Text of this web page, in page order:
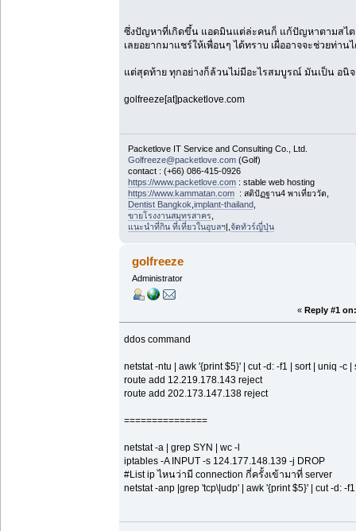
ซึ่งปัญหาที่เกิดขึ้น แอดมินแต่ล่ะคนก็ แก้ปัญหาตามสไ
เลยอยากมาแชร์ให้เพื่อนๆ ได้ทราบ เผื่ออาจจะช่วยท่าน
แต่สุดท้าย ทุกอย่างก็ล้วนไม่มีอะไรสมบูรณ์ มันเป็น อนิจ
golfreeze[at]packetlove.com
Packetlove IT Service and Consulting Co., Ltd.
Golfreeze@packetlove.com(Golf)
contact : (+66) 086-415-0926
https://www.packetlove.com: stable web hosting
https://www.kammatan.com: สติปัฏฐาน4 พาเที่ยววัด,
Dentist Bangkok implant-thailand,
ขายโรงงานสมุทรสาคร,
แนะนำที่กิน ที่เที่ยวในอุบลฯ|, จัดทัวร์ญี่ปุ่น
golfreeze
Administrator
« Reply #1 on:
ddos command
netstat -ntu | awk '{print $5}' | cut -d: -f1 | sort | uniq -c |
route add 12.219.178.143 reject
route add 202.173.147.138 reject
===============
netstat -a | grep SYN | wc -l
iptables -A INPUT -s 124.177.148.139 -j DROP
#List ip ไหนว่ามี connection กี่ครั้งเข้ามาที่ server
netstat -anp |grep 'tcp\|udp' | awk '{print $5}' | cut -d: -